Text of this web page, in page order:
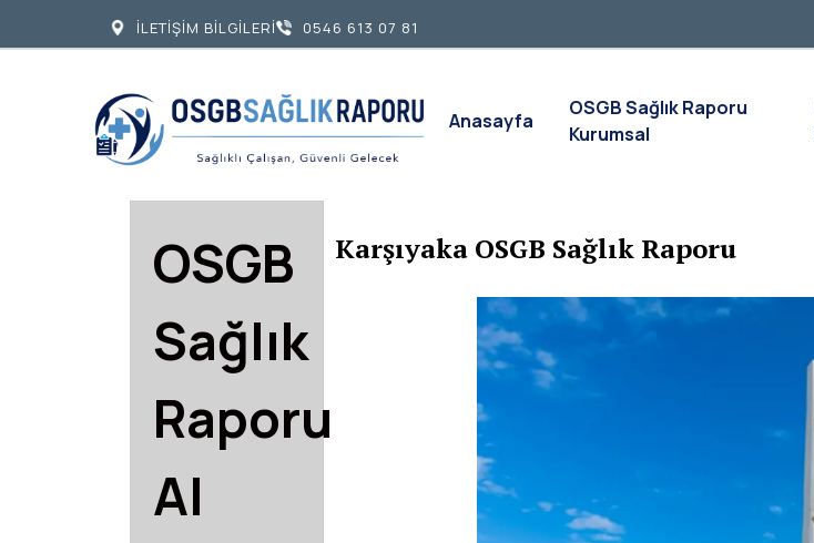
OSGB
Sağlık
Raporu
Al
Karşıyaka OSGB Sağlık Raporu
İLETİŞİM BİLGİLERİ 0546 613 07 81
Anasayfa
OSGB Sağlık Raporu
Kurumsal